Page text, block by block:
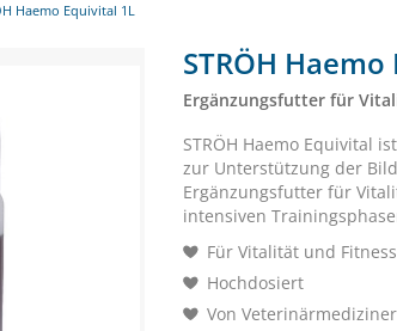
Haemo Equivital 1L
STRÖH
Ergänzungsfutter für
STRÖH Haemo Equivital
zur Unterstützung der
Ergänzungsfutter für
intensiven
Für Vitalität und Fitness
Hochdosiert
Von